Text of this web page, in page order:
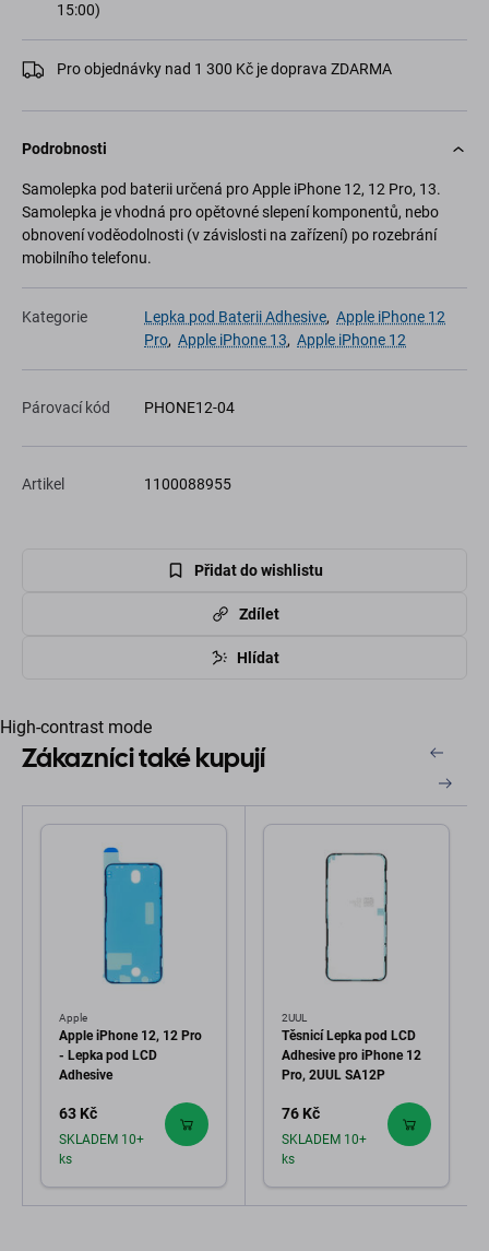
15:00)
Pro objednávky nad 1 300 Kč je doprava ZDARMA
Podrobnosti
Samolepka pod baterii určená pro Apple iPhone 12, 12 Pro, 13.
Samolepka je vhodná pro opětovné slepení komponentů, nebo
obnovení voděodolnosti (v závislosti na zařízení) po rozebrání
mobilního telefonu.
Kategorie Lepka pod Baterii Adhesive, Apple iPhone 12
Pro, Apple iPhone 13, Apple iPhone 12
Párovací kód PHONE12-04
Artikel 1100088955
Přidat do wishlistu
Zdílet
Hlídat
High-contrast mode
Zákazníci také kupují
Apple
Apple iPhone 12, 12 Pro
- Lepka pod LCD
Adhesive
63 Kč
SKLADEM 10+
ks
2UUL
Těsnicí Lepka pod LCD
Adhesive pro iPhone 12
Pro, 2UUL SA12P
76 Kč
SKLADEM 10+
ks